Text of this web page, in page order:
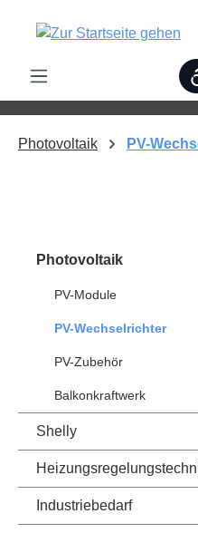
springen
Photovoltaik PV-
Photovoltaik
PV-Module
PV-Wechselrichter
PV-Zubehör
Balkonkraftwerk
Shelly
Industriebedarf